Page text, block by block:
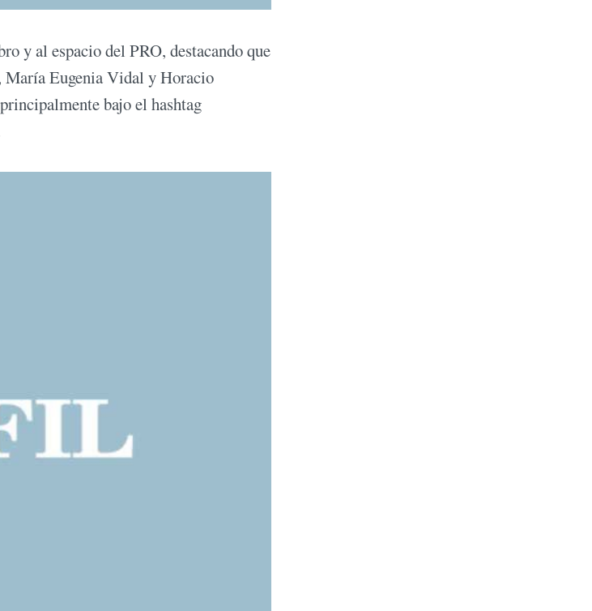
y al espacio del PRO, destacando que
María Eugenia Vidal y Horacio
bajo el hashtag